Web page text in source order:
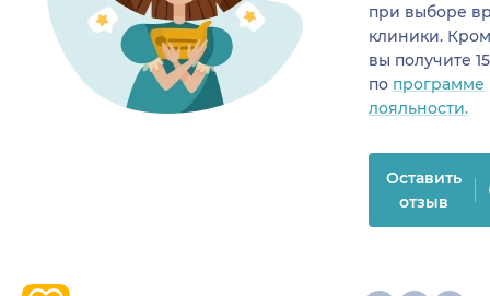
при выборе
клиники.
вы получите
по программе
лояльности.
Оставить
отзыв